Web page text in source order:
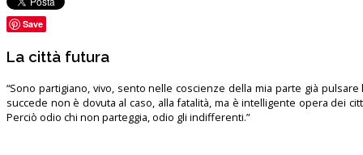
Save
La città futura
“Sono partigiano, vivo, sento nelle coscienze della mia parte già pulsare
succede non è dovuta al caso, alla fatalità, ma è intelligente opera dei
Perciò odio chi non parteggia, odio gli indifferenti.”